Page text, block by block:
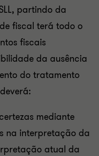
partindo da
fiscal terá todo o
fiscais
da ausência
do tratamento
mediante
na interpretação da
atual da